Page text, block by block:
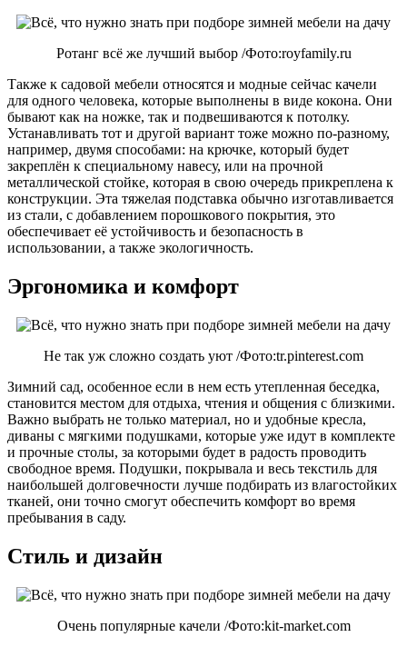
Ротанг всё же лучший выбор /Фото:royfamily.ru
Также к садовой мебели относятся и модные сейчас качели
для одного человека, которые выполнены в виде кокона. Они
бывают как на ножке, так и подвешиваются к потолку.
Устанавливать тот и другой вариант тоже можно по-разному,
например, двумя способами: на крючке, который будет
закреплён к специальному навесу, или на прочной
металлической стойке, которая в свою очередь прикреплена к
конструкции. Эта тяжелая подставка обычно изготавливается
из стали, с добавлением порошкового покрытия, это
обеспечивает её устойчивость и безопасность в
использовании, а также экологичность.
Эргономика и комфорт
Не так уж сложно создать уют /Фото:tr.pinterest.com
Зимний сад, особенное если в нем есть утепленная беседка,
становится местом для отдыха, чтения и общения с близкими.
Важно выбрать не только материал, но и удобные кресла,
диваны с мягкими подушками, которые уже идут в комплекте
и прочные столы, за которыми будет в радость проводить
свободное время. Подушки, покрывала и весь текстиль для
наибольшей долговечности лучше подбирать из влагостойких
тканей, они точно смогут обеспечить комфорт во время
пребывания в саду.
Стиль и дизайн
Очень популярные качели /Фото:kit-market.com